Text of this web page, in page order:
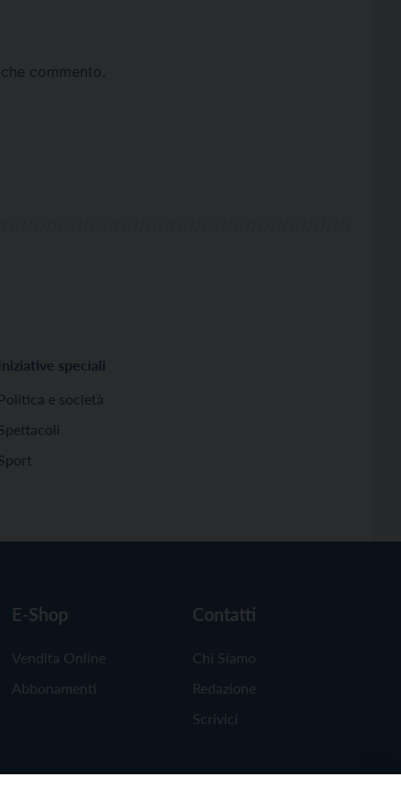
commento.
Iniziative speciali
Politica e società
E-Shop
Vendita Online
Abbonamenti
Contatti
Chi Siamo
Redazione
Scrivici